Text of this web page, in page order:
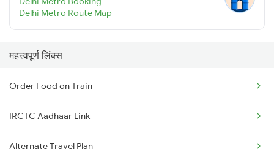
Delhi Metro Route Map
महत्त्वपूर्ण लिंक्स
Order Food on Train
IRCTC Aadhaar Link
Alternate Travel Plan